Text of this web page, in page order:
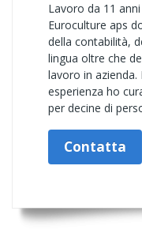
Lavoro da 11
Euroculture aps
della contabilità,
lingua oltre che
lavoro in azienda.
esperienza ho
per decine di
Contatta